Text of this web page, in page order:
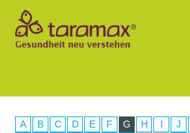
A B C D E F G H I J